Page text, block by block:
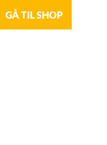
GÅ TIL SHOP